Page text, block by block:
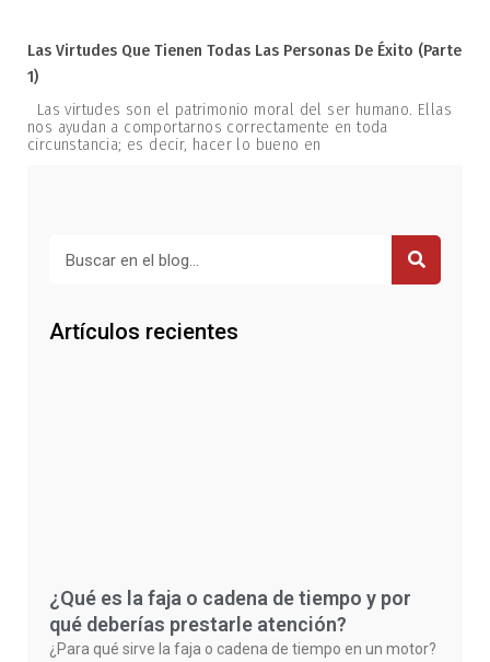
Las Virtudes Que Tienen Todas Las Personas De Éxito (parte
1)
Las virtudes son el patrimonio moral del ser humano. Ellas
nos ayudan a comportarnos correctamente en toda
circunstancia; es decir, hacer lo bueno en
Artículos recientes
¿Qué es la faja o cadena de tiempo y por
qué deberías prestarle atención?
¿Para qué sirve la faja o cadena de tiempo en un motor?